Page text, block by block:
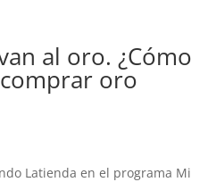
arriba/abajo
para
volumen.
al oro. ¿Cómo
oro
Latienda en el programa Mi